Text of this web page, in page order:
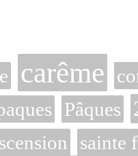
carême
Pâques
sainte